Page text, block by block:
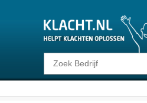
Klacht melden